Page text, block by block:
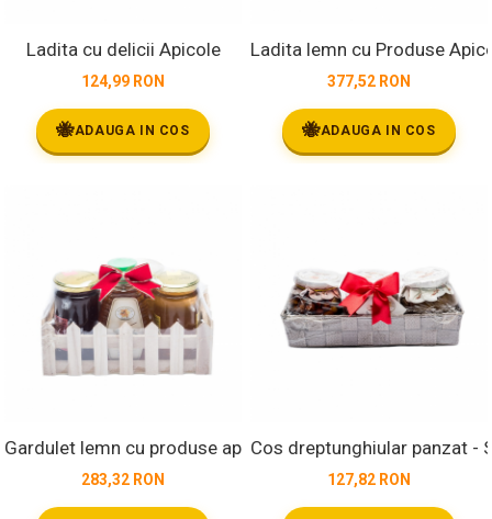
Ladita cu delicii Apicole
124,99 RON
🐝 ADAUGA IN COS
Ladita lemn cu Produse
377,52 RON
🐝 ADAUGA IN COS
Gardulet lemn cu produse apicole
283,32 RON
Cos dreptunghiular panzat -
127,82 RON